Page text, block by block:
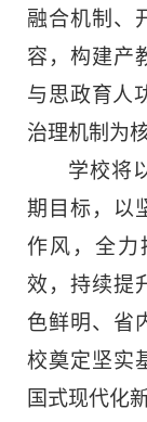
融合机制、
容，构建产
与思政育人
治理机制为
学校将
期目标，以
作风，全力
效，持续提
色鲜明、省
校奠定坚实
国式现代化